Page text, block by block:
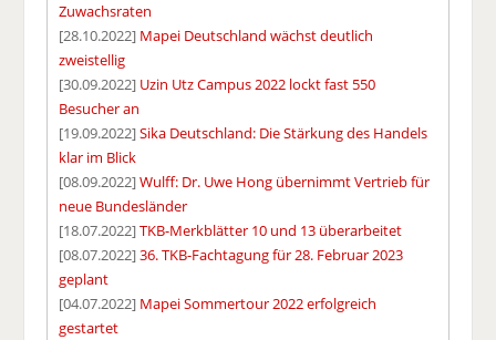
Zuwachsraten
[28.10.2022] Mapei Deutschland wächst deutlich
zweistellig
[30.09.2022] Uzin Utz Campus 2022 lockt fast 550
Besucher an
[19.09.2022]Sika Deutschland: Die Stärkung des Handels
klar im Blick
[08.09.2022]Wulff: Dr. Uwe Hong übernimmt Vertrieb für
neue Bundesländer
[18.07.2022]TKB-Merkblätter 10 und 13 überarbeitet
[08.07.2022]36. TKB-Fachtagung für 28. Februar 2023
geplant
[04.07.2022] Mapei Sommertour 2022 erfolgreich
gestartet